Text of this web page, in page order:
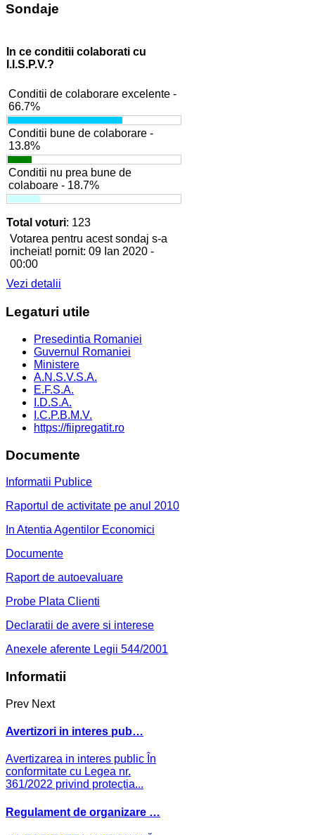
Sondaje
In ce conditii colaborati cu
I.I.S.P.V.?
Conditii de colaborare excelente -
66.7%
Conditii bune de colaborare -
13.8%
Conditii nu prea bune de
colaboare - 18.7%
Total voturi: 123
Votarea pentru acest sondaj s-a
incheiat! pornit: 09 Ian 2020 -
00:00
Vezi detalii
Legaturi utile
Presedintia Romaniei
Guvernul Romaniei
Ministere
A.N.S.V.S.A.
E.F.S.A.
I.D.S.A.
I.C.P.B.M.V.
https://fiipregatit.ro
Documente
Informatii Publice
Raportul de activitate pe anul 2010
In Atentia Agentilor Economici
Documente
Raport de autoevaluare
Probe Plata Clienti
Declaratii de avere si interese
Anexele aferente Legii 544/2001
Informatii
Prev Next
Avertizori in interes pub…
Avertizarea in interes public În
conformitate cu Legea nr.
361/2022 privind protecția...
Regulament de organizare …